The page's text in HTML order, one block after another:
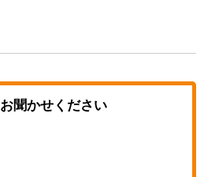
聞かせください